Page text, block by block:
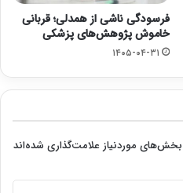
فرسودگی ناشی از همدلی؛ قربانی
خاموش پژوهش‌های پزشکی
۱۴۰۵-۰۴-۳۱
بخش‌های موردنیاز علامت‌گذاری شده‌اند